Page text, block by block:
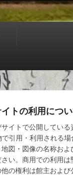
イトの利用につ
イトで公開している
引用・利用される場
図・図像の名称およ
い。商用での利用は
の権利は館主および